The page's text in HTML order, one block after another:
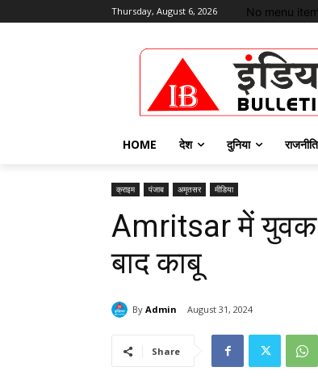
Thursday, August 6, 2026 No menu
HOME देश दुनिया राजनीति
क्राइम पंजाब अमृतसर मीडिया
Amritsar में युवक
बाद काबू
By Admin August 31, 2024
Share